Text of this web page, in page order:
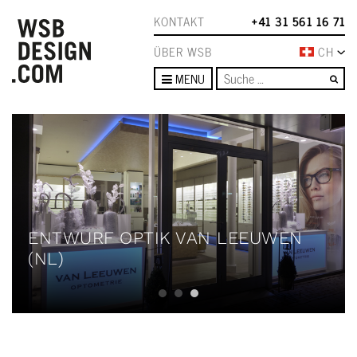
KONTAKT
+41 31 561 16 71
ÜBER WSB
CH
MENU
ENTWURF OPTIK VAN LEEUWEN
(NL)